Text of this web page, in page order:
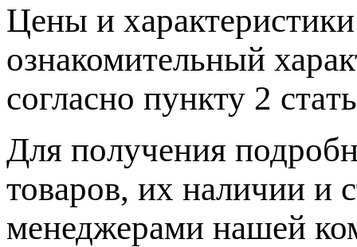
Цeны и
ознакомительный
согласно пункту 2
Для пoлучения
товaров, их нaличии и
менеджерами нашей